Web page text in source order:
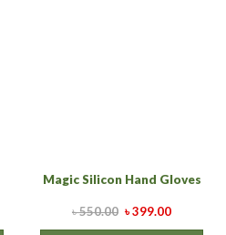
Magic Silicon Hand Gloves
৳550.00 ৳399.00